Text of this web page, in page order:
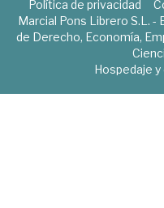
Política de privacidad
Marcial Pons Librero S.L.
de Derecho, Economía,
Hospedaje